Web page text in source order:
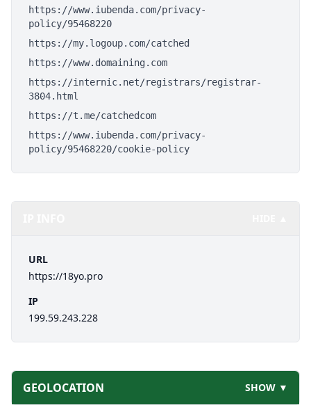
https://www.iubenda.com/privacy-
policy/95468220
https://my.logoup.com/catched
https://www.domaining.com
https://internic.net/registrars/registrar-
3804.html
https://t.me/catchedcom
https://www.iubenda.com/privacy-
policy/95468220/cookie-policy
URL
https://18yo.pro
IP
199.59.243.228
GEOLOCATION SHOW ▼